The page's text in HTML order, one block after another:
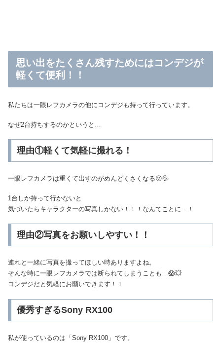
思い出をたくさん残すためにはコンデジが
軽くて便利！！
私たちは一眼レフカメラの他にコンデジも持って行っています。
なぜ2台持ちするのかというと…
理由①軽くて気軽に撮れる！
一眼レフカメラは重くて出すのがめんどくさくなる😖💦
1台しか持って行かないと
気づいたらキャラクターの写真しかない！！！なんてことに…！
理由②写真をお願いしやすい！！
連れと一緒に写真を撮ってほしい時ありますよね。
そんな時に一眼レフカメラでは断られてしまうことも…😱💥
コンデジだと気軽にお願いできます！！
優秀すぎるSony RX100
私が使っているのは「Sony RX100」です。